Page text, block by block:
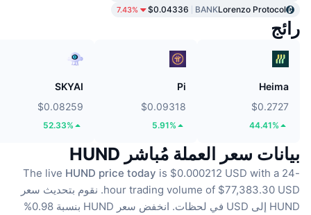
Lorenzo Protocol
BANK
$0.04336
7.43%
رائج
Heima
$0.2727
44.41%
Pi
$0.09318
5.91%
SKYAI
$0.08259
52.33%
بيانات سعر العملة مُباشر HUND
The live HUND price today is $0.000212 USD with a 24-
hour trading volume of $77,383.30 USD. نقوم بتحديث سعر
HUND إلى USD في لحظات.
انخفض سعر HUND بنسبة 0.98%